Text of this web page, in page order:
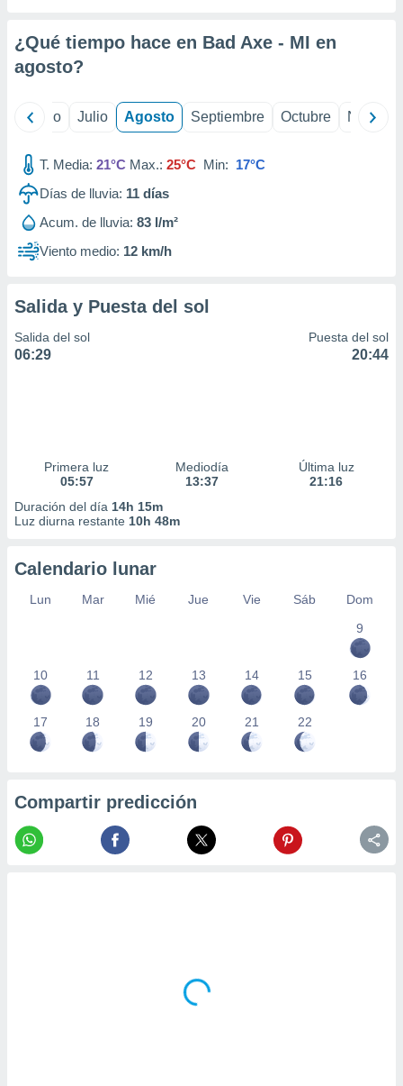
e
mediante
publicidad
publicidad
de
1199
¿Qué tiempo hace en Bad Axe - MI en
agosto?
Junio Julio Agosto Septiembre Octubre
T. Media: 21°C Max.: 25°C Min: 17°C
Días de lluvia: 11 días
Acum. de lluvia: 83 l/m²
Viento medio: 12 km/h
Salida y Puesta del sol
Salida del sol
06:29
Puesta del sol
20:44
Primera luz
05:57
Mediodía
13:37
Última luz
21:16
Duración del día 14h 15m
Luz diurna restante 10h 48m
Calendario lunar
Lun Mar Mié Jue Vie Sáb
Dom
9
10 11 12 13 14 15 16
17 18 19 20 21 22
Compartir predicción